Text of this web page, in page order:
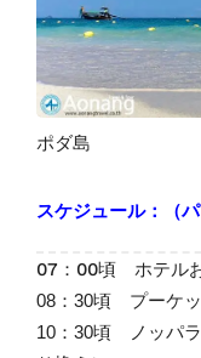
ポダ島
スケジュール：（
07：00頃 ホテル
08：30頃 プーケ
10：30頃 ノッパ